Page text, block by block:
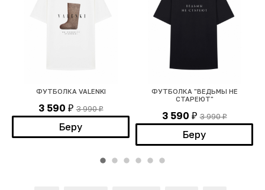
ФУТБОЛКА VALENKI
3 590 ₽ 3 990₽
Беру
ФУТБОЛКА "ВЕДЬМЫ НЕ
СТАРЕЮТ"
3 590 ₽ 3 990₽
Беру